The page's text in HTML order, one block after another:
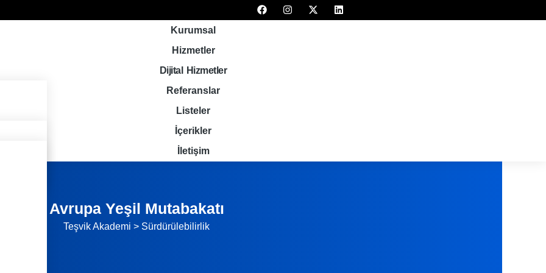
Kurumsal
Hizmetler
Dijital Hizmetler
Referanslar
Listeler
İçerikler
İletişim
Avrupa Yeşil Mutabakatı
Teşvik Akademi > Sürdürülebilirlik